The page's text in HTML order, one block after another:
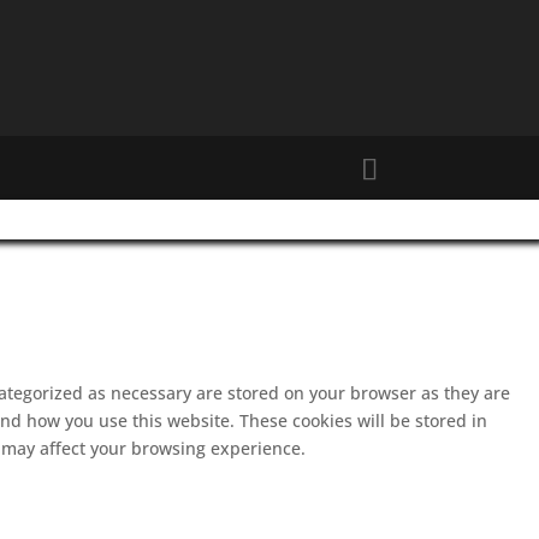
as necessary are stored on your browser as they are
how you use this website. These cookies will be stored in
affect your browsing experience.